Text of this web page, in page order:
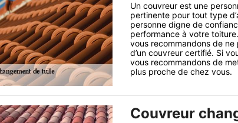
Un couvreur est une
pertinente pour tout type
personne digne de
performance à votre
vous recommandons de
d’un couvreur certifié. Si
vous recommandons de
plus proche de chez vous.
Couvreur